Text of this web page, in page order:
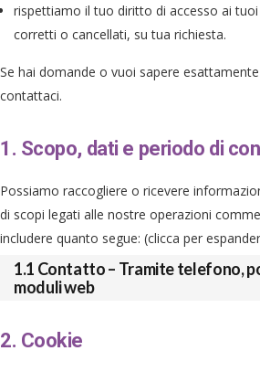
rispettiamo il tuo diritto di accesso ai
corretti o cancellati, su tua richiesta.
Se hai domande o vuoi sapere
contattaci.
1. Scopo, dati e periodo di
Possiamo raccogliere o ricevere
di scopi legati alle nostre operazioni
includere quanto segue: (clicca per
1.1 Contatto – Tramite telefono,
moduli web
2. Cookie